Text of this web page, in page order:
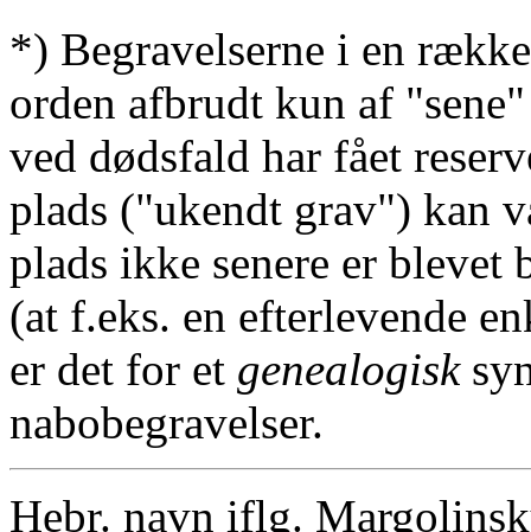
*) Begravelserne i en
orden afbrudt kun af
ved dødsfald har fået
plads ("ukendt grav") kan
plads ikke senere er
(at f.eks. en efterlevende
er det for et genealogisk
nabobegravelser.
Hebr. navn iflg.